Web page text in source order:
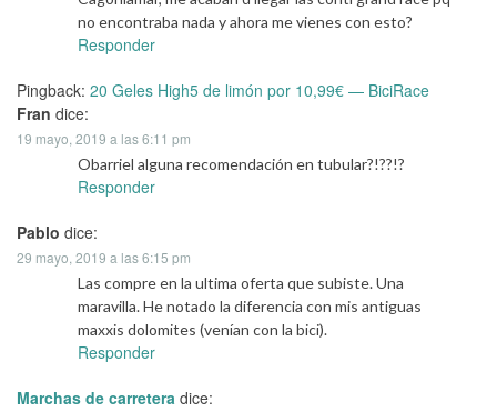
no encontraba nada y ahora me vienes con esto?
Responder
Pingback: 20 Geles High5 de limón por 10,99€ — BiciRace
Fran dice:
19 mayo, 2019 a las 6:11 pm
Obarriel alguna recomendación en tubular?!??!?
Responder
Pablo dice:
29 mayo, 2019 a las 6:15 pm
Las compre en la ultima oferta que subiste. Una
maravilla. He notado la diferencia con mis antiguas
maxxis dolomites (venían con la bici).
Responder
Marchas de carretera dice: